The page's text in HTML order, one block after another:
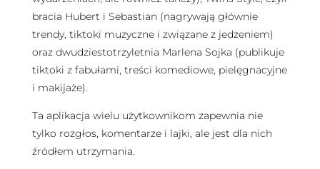
bracia Hubert i Sebastian (nagrywają głównie
trendy, tiktoki muzyczne i związane z jedzeniem)
oraz dwudziestotrzyletnia Marlena Sojka (publikuje
tiktoki z fabułami, treści komediowe, pielęgnacyjne
i makijaże).
Ta aplikacja wielu użytkownikom zapewnia nie
tylko rozgłos, komentarze i lajki, ale jest dla nich
źródłem utrzymania.